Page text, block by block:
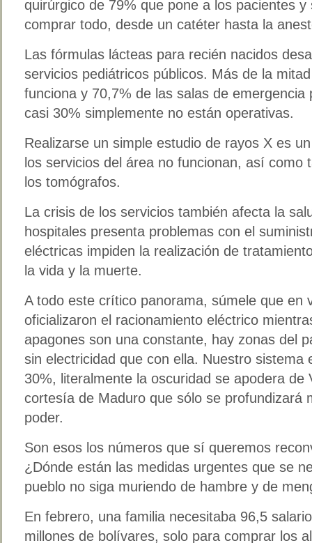
quirúrgico de 79% que pone a los pacientes
comprar todo, desde un catéter hasta la
Las fórmulas lácteas para recién nacidos
servicios pediátricos públicos. Más de la
funciona y 70,7% de las salas de emergencia
casi 30% simplemente no están operativas.
Realizarse un simple estudio de rayos X es
los servicios del área no funcionan, así como
los tomógrafos.
La crisis de los servicios también afecta la
hospitales presenta problemas con el
eléctricas impiden la realización de
la vida y la muerte.
A todo este crítico panorama, súmele que en
oficializaron el racionamiento eléctrico
apagones son una constante, hay zonas del
sin electricidad que con ella. Nuestro sistema
30%, literalmente la oscuridad se apodera de
cortesía de Maduro que sólo se profundizará
poder.
Son esos los números que sí queremos
¿Dónde están las medidas urgentes que se
pueblo no siga muriendo de hambre y de
En febrero, una familia necesitaba 96,5
millones de bolívares, solo para comprar los